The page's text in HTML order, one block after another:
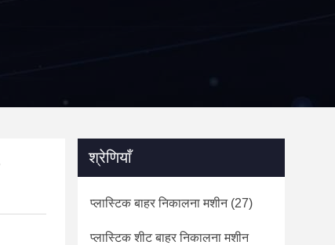
श्रेणियाँ
प्लास्टिक बाहर निकालना मशीन(27)
प्लास्टिक शीट बाहर निकालना मशीन